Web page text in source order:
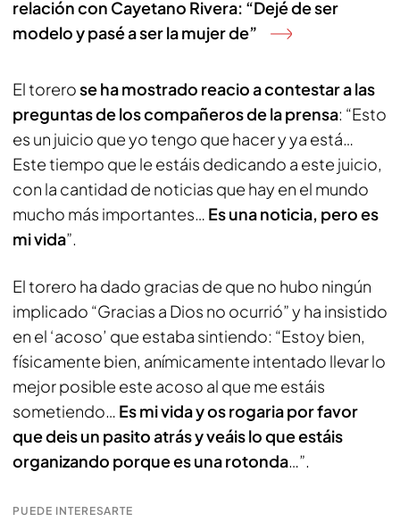
relación con Cayetano Rivera: “Dejé de ser
modelo y pasé a ser la mujer de”
El torerose ha mostrado reacio a contestar a las
preguntas de los compañeros de la prensa: “Esto
es un juicio que yo tengo que hacer y ya está…
Este tiempo que le estáis dedicando a este juicio,
con la cantidad de noticias que hay en el mundo
mucho más importantes… Es una noticia, pero es
mi vida”.
El torero ha dado gracias de que no hubo ningún
implicado “Gracias a Dios no ocurrió” y ha insistido
en el ‘acoso’ que estaba sintiendo: “Estoy bien,
físicamente bien, anímicamente intentado llevar lo
mejor posible este acoso al que me estáis
sometiendo… Es mi vida y os rogaria por favor
que deis un pasito atrás y veáis lo que estáis
organizando porque es una rotonda…”.
PUEDE INTERESARTE